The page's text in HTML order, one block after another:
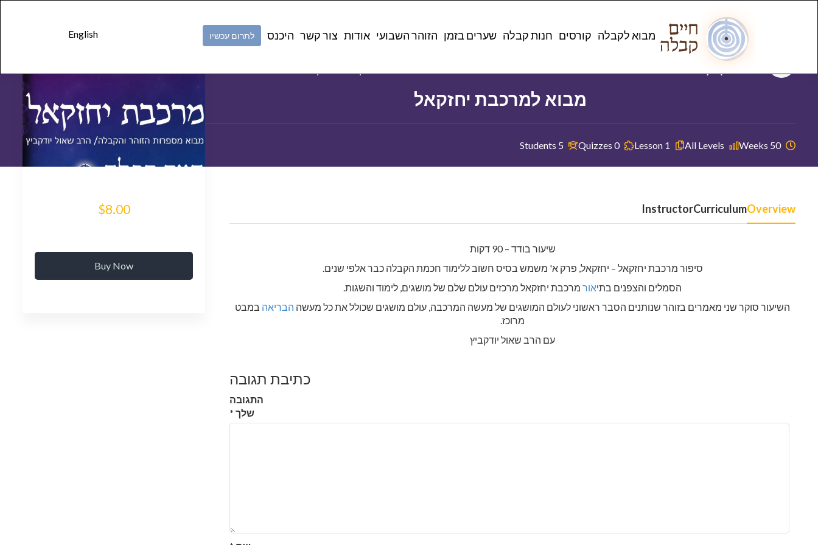
English מבוא לקבלה קורסים חנות קבלה שערים בזמן הזוהר השבועי אודות צור קשר היכנס לתרום עכשיו
Instructor
מבוא למרכבת יחזקאל
50 Weeks
All Levels
1 Lesson
0 Quizzes
5 Students
Overview
Curriculum
Instructor
שיעור בודד – 90 דקות
סיפור מרכבת יחזקאל – יחזקאל, פרק א' משמש בסיס חשוב ללימוד חכמת הקבלה כבר אלפי שנים.
הסמלים והצפנים בתיאור מרכבת יחזקאל מרכזים עולם שלם של מושגים, לימוד והשגות.
השיעור סוקר שני מאמרים בזוהר שנותנים הסבר ראשוני לעולם המושגים של מעשה המרכבה, עולם מושגים שכולל את כל מעשה הבריאה במבט
מרוכז.
עם הרב שאול יודקביץ
כתיבת תגובה
התגובה
שלך *
$8.00
Buy Now